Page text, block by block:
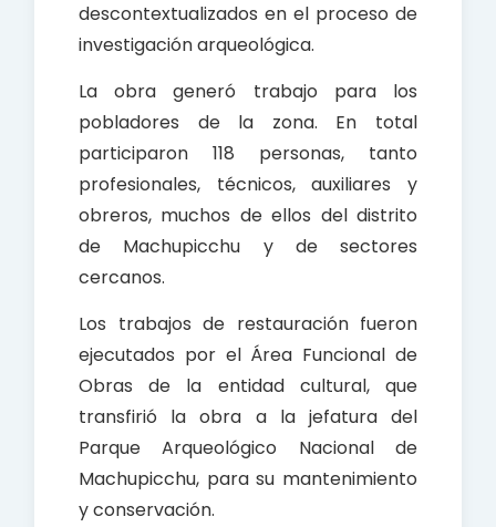
descontextualizados en el proceso de
investigación arqueológica.
La obra generó trabajo para los
pobladores de la zona. En total
participaron 118 personas, tanto
profesionales, técnicos, auxiliares y
obreros, muchos de ellos del distrito
de Machupicchu y de sectores
cercanos.
Los trabajos de restauración fueron
ejecutados por el Área Funcional de
Obras de la entidad cultural, que
transfirió la obra a la jefatura del
Parque Arqueológico Nacional de
Machupicchu, para su mantenimiento
y conservación.